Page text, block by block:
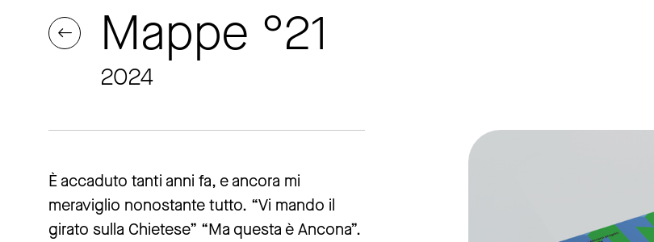
Mappe °21
2024
È accaduto tanti anni fa, e ancora mi
meraviglio nonostante tutto. “Vi mando il
girato sulla Chietese” “Ma questa è Ancona”.